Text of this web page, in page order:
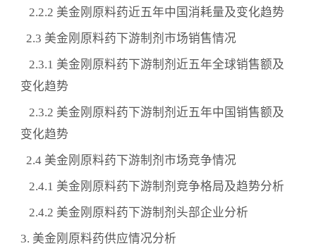
2.2.2 美金刚原料药近五年中国消耗量及变化趋势
2.3 美金刚原料药下游制剂市场销售情况
2.3.1 美金刚原料药下游制剂近五年全球销售额及
变化趋势
2.3.2 美金刚原料药下游制剂近五年中国销售额及
变化趋势
2.4 美金刚原料药下游制剂市场竞争情况
2.4.1 美金刚原料药下游制剂竞争格局及趋势分析
2.4.2 美金刚原料药下游制剂头部企业分析
3. 美金刚原料药供应情况分析